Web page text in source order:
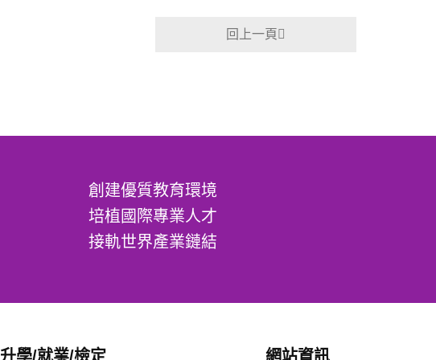
回上一頁
創建優質教育環境
培植國際專業人才
接軌世界產業鏈結
升學/就業/檢定 網站資訊